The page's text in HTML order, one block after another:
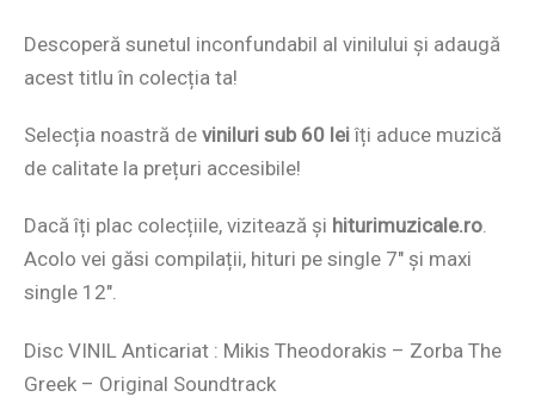
Descoperă sunetul inconfundabil al vinilului și adaugă
acest titlu în colecția ta!
Selecția noastră de viniluri sub 60 leiîți aduce muzică
de calitate la prețuri accesibile!
Dacă îți plac colecțiile, vizitează și hiturimuzicale.ro.
Acolo vei găsi compilații, hituri pe single 7″ și maxi
single 12″.
Disc VINIL Anticariat : Mikis Theodorakis – Zorba The
Greek – Original Soundtrack